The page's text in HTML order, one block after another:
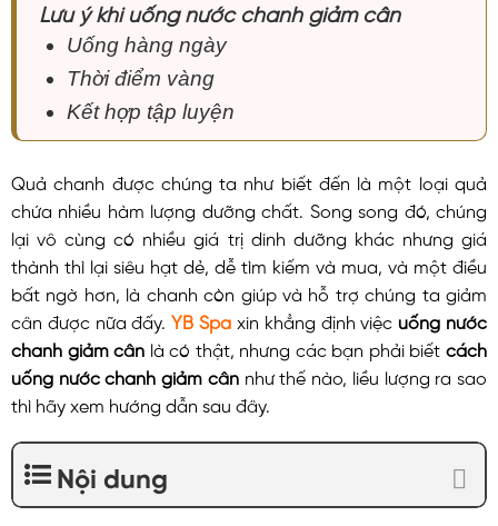
Lưu ý khi uống nước chanh giảm cân
Uống hàng ngày
Thời điểm vàng
Kết hợp tập luyện
Quả chanh được chúng ta như biết đến là một loại quả
chứa nhiều hàm lượng dưỡng chất. Song song đó, chúng
lại vô cùng có nhiều giá trị dinh dưỡng khác nhưng giá
thành thì lại siêu hạt dẻ, dễ tìm kiếm và mua, và một điều
bất ngờ hơn, là chanh còn giúp và hỗ trợ chúng ta giảm
cân được nữa đấy.YB Spa xin khẳng định việc uống nước
chanh giảm cân là có thật, nhưng các bạn phải biết cách
uống nước chanh giảm cânnhư thế nào, liều lượng ra sao
thì hãy xem hướng dẫn sau đây.
Nội dung